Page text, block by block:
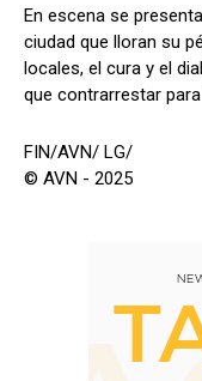
En escena se
ciudad que lloran su
locales, el cura y el
que contrarrestar
FIN/AVN/ LG/
© AVN - 2025